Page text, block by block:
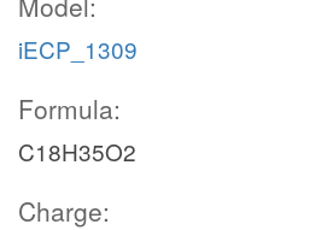
iECP_1309
Formula:
C18H35O2
Charge: